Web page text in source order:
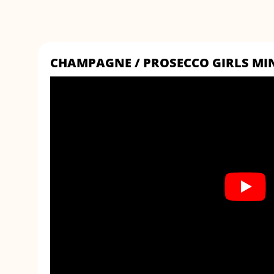
CHAMPAGNE / PROSECCO GIRLS